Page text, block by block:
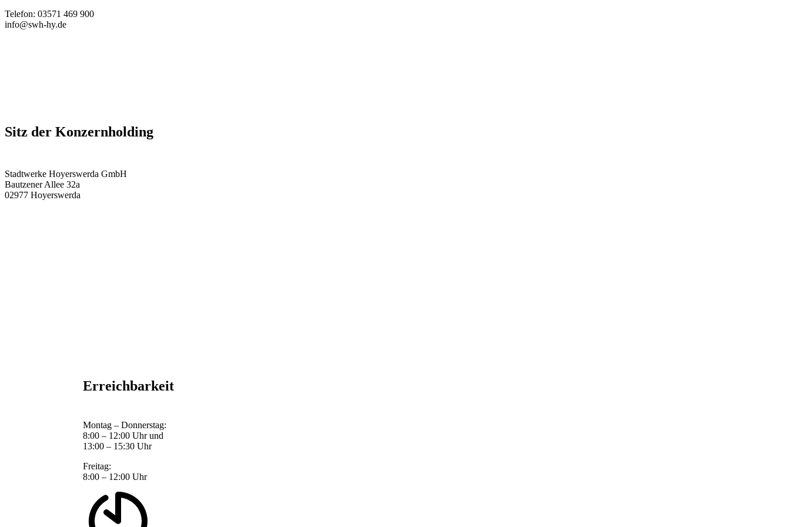
Telefon: 03571 469 900
info@swh-hy.de
Sitz der Konzernholding
Stadtwerke Hoyerswerda GmbH
Bautzener Allee 32a
02977 Hoyerswerda
Erreichbarkeit
Montag – Donnerstag:
8:00 – 12:00 Uhr und
13:00 – 15:30 Uhr
Freitag:
8:00 – 12:00 Uhr